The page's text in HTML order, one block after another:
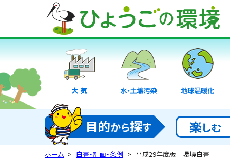
大気 水・土壌汚染 地球温暖化
目的から探す 楽しむ
ホーム 白書・計画・条例 平成29年度版 環境白書